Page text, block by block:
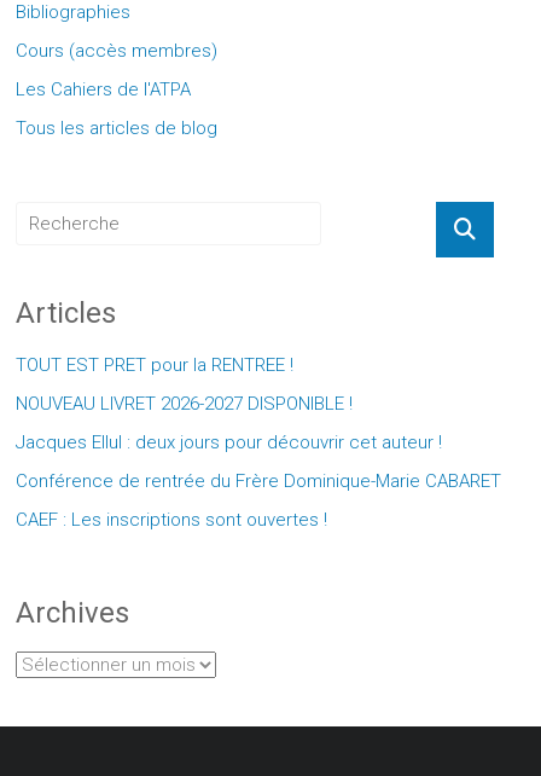
Bibliographies
Cours (accès membres)
Les Cahiers de l'ATPA
Tous les articles de blog
Articles
TOUT EST PRET pour la RENTREE !
NOUVEAU LIVRET 2026-2027 DISPONIBLE !
Jacques Ellul : deux jours pour découvrir cet auteur !
Conférence de rentrée du Frère Dominique-Marie CABARET
CAEF : Les inscriptions sont ouvertes !
Archives
Archives